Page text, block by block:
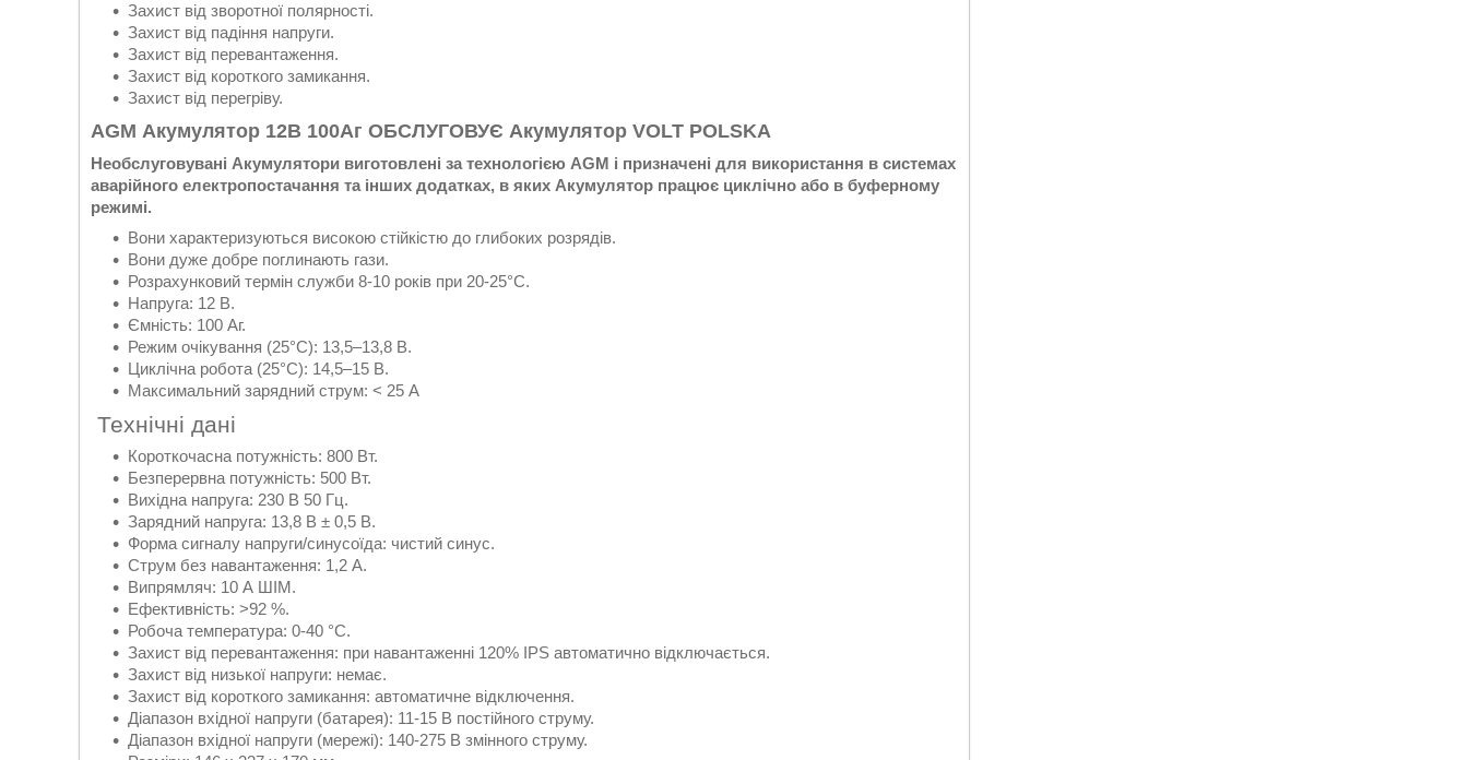
Захист від зворотної полярності.
Захист від падіння напруги.
Захист від перевантаження.
Захист від короткого замикання.
Захист від перегріву.
AGM Акумулятор 12В 100Aг ОБСЛУГОВУЄ Акумулятор VOLT POLSKA
Необслуговувані Акумулятори виготовлені за технологією AGM і призначені для використання в системах
аварійного електропостачання та інших додатках, в яких Акумулятор працює циклічно або в буферному
режимі.
Вони характеризуються високою стійкістю до глибоких розрядів.
Вони дуже добре поглинають гази.
Розрахунковий термін служби 8-10 років при 20-25°С.
Напруга: 12 В.
Ємність: 100 Аг.
Режим очікування (25°C): 13,5–13,8 В.
Циклічна робота (25°C): 14,5–15 В.
Максимальний зарядний струм: < 25 А
Технічні дані
Короткочасна потужність: 800 Вт.
Безперервна потужність: 500 Вт.
Вихідна напруга: 230 В 50 Гц.
Зарядний напруга: 13,8 В ± 0,5 В.
Форма сигналу напруги/синусоїда: чистий синус.
Струм без навантаження: 1,2 А.
Випрямляч: 10 А ШІМ.
Ефективність: >92 %.
Робоча температура: 0-40 °С.
Захист від перевантаження: при навантаженні 120% IPS автоматично відключається.
Захист від низької напруги: немає.
Захист від короткого замикання: автоматичне відключення.
Діапазон вхідної напруги (батарея): 11-15 В постійного струму.
Діапазон вхідної напруги (мережі): 140-275 В змінного струму.